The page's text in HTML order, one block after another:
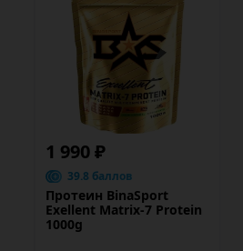
1 990 ₽
39.8 баллов
Протеин BinaSport
Exellent Matrix-7 Protein
1000g